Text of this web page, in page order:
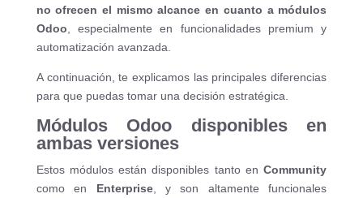
no ofrecen el mismo alcance en cuanto a módulos
Odoo , especialmente en funcionalidades premium y
automatización avanzada.
A continuación, te explicamos las principales diferencias
para que puedas tomar una decisión estratégica.
Módulos Odoo disponibles en
ambas versiones
Estos módulos están disponibles tanto enCommunity
como en Enterprise, y son altamente funcionales